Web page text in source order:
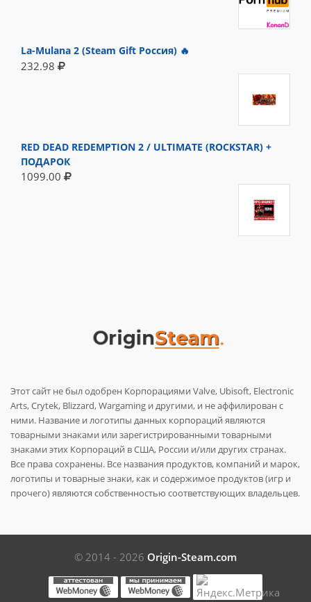
La-Mulana 2 (Steam Gift Россия) 🔥
232.98
RED DEAD REDEMPTION 2 / ULTIMATE (ROCKSTAR) +
ПОДАРОК
1099.00
Этот сайт не был одобрен Корпорациями Valve, Ubisoft, Electronic
Arts, Crytek, Blizzard, Wargaming и другими, и не аффилирован с
ними. Название и логотипы данных корпораций являются
товарными знаками или зарегистрированными товарными
знаками этих Корпораций в США, России и/или других странах.
Все права сохранены. Все названия продуктов, компаний и марок,
логотипы и товарные знаки, как и содержимое продуктов (игр и
прочего) являются собственностью соответствующих владельцев.
© 2014 - 2026 Origin-Steam.com